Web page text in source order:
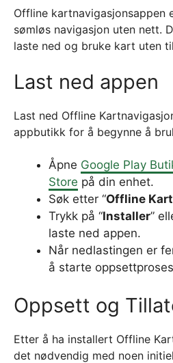
Offline kartnavigasjonsappen
sømløs navigasjon uten nett.
laste ned og bruke kart uten
Last ned appen
Last ned Offline
appbutikk for å begynne å
Åpne Google Play
Store på din enhet.
Søk etter “Offline
Trykk på “Installer”
laste ned appen.
Når nedlastingen er
å starte
Oppsett og
Etter å ha installert Offline
det nødvendig med noen